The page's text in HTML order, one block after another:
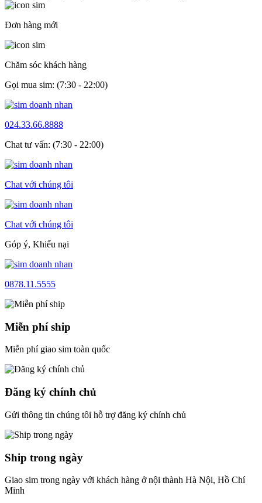
Đơn hàng mới
Chăm sóc khách hàng
Gọi mua sim: (7:30 - 22:00)
024.33.66.8888
Chat tư vấn: (7:30 - 22:00)
Chat với chúng tôi
Chat với chúng tôi
Góp ý, Khiếu nại
0878.11.5555
Miễn phí ship
Miễn phí giao sim toàn quốc
Đăng ký chính chủ
Gửi thông tin chúng tôi hỗ trợ đăng ký chính chủ
Ship trong ngày
Giao sim trong ngày với khách hàng ở nội thành Hà Nội, Hồ Chí
Minh